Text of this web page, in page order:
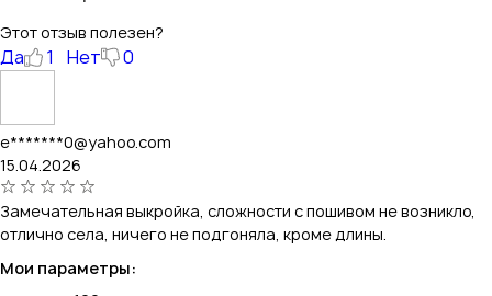
Этот отзыв полезен?
Да 1 Нет 0
e*******0@yahoo.com
15.04.2026
Замечательная выкройка, сложности с пошивом не возникло,
отлично села, ничего не подгоняла, кроме длины.
Мои параметры: